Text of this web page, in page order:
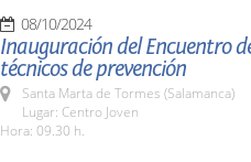
08/10/2024
Inauguración del Encuentro
técnicos de prevención
Santa Marta de Tormes (Salamanca)
Lugar: Centro Joven
Hora: 09.30 h.